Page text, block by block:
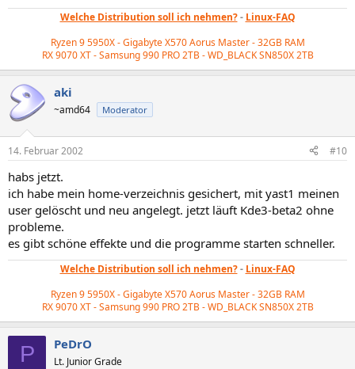
Welche Distribution soll ich nehmen?- Linux-FAQ
Ryzen 9 5950X - Gigabyte X570 Aorus Master - 32GB RAM
RX 9070 XT - Samsung 990 PRO 2TB - WD_BLACKSN850X 2TB
aki
~amd64 Moderator
14. Februar 2002 #10
habs jetzt.
ich habe mein home-verzeichnis gesichert, mit yast1 meinen
user gelöscht und neu angelegt. jetzt läuft Kde3-beta2 ohne
probleme.
es gibt schöne effekte und die programme starten schneller.
Welche Distribution soll ich nehmen?- Linux-FAQ
Ryzen 9 5950X - Gigabyte X570 Aorus Master - 32GB RAM
RX 9070 XT - Samsung 990 PRO 2TB - WD_BLACKSN850X 2TB
P PeDrO
Lt. Junior Grade